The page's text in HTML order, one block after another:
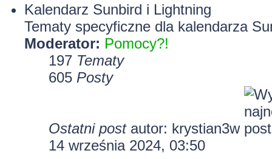
Kalendarz Sunbird i Lightning
Tematy specyficzne dla kalendarza
Moderator: Pomocy?!
197 Tematy
605 Posty
Ostatni postautor: krystian3w
14 września 2024, 03:50